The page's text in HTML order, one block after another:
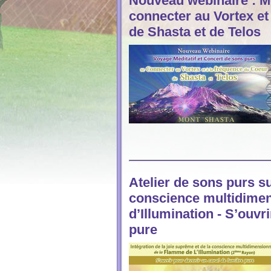
connecter au Vortex
de Shasta et de Telos
Atelier de sons purs
conscience
d’Illumination -
pure